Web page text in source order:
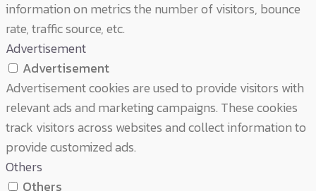
information on metrics the number of visitors, bounce
rate, traffic source, etc.
Advertisement
Advertisement
Advertisement cookies are used to provide visitors with
relevant ads and marketing campaigns. These cookies
track visitors across websites and collect information to
provide customized ads.
Others
Others